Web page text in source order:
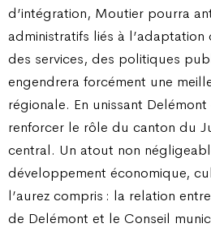
d’intégration, Moutier pourra
administratifs liés à
des services, des politiques
engendrera forcément une
régionale. En unissant
renforcer le rôle du canton du
central. Un atout non
développement économique,
l’aurez compris : la relation
de Delémont et le Conseil